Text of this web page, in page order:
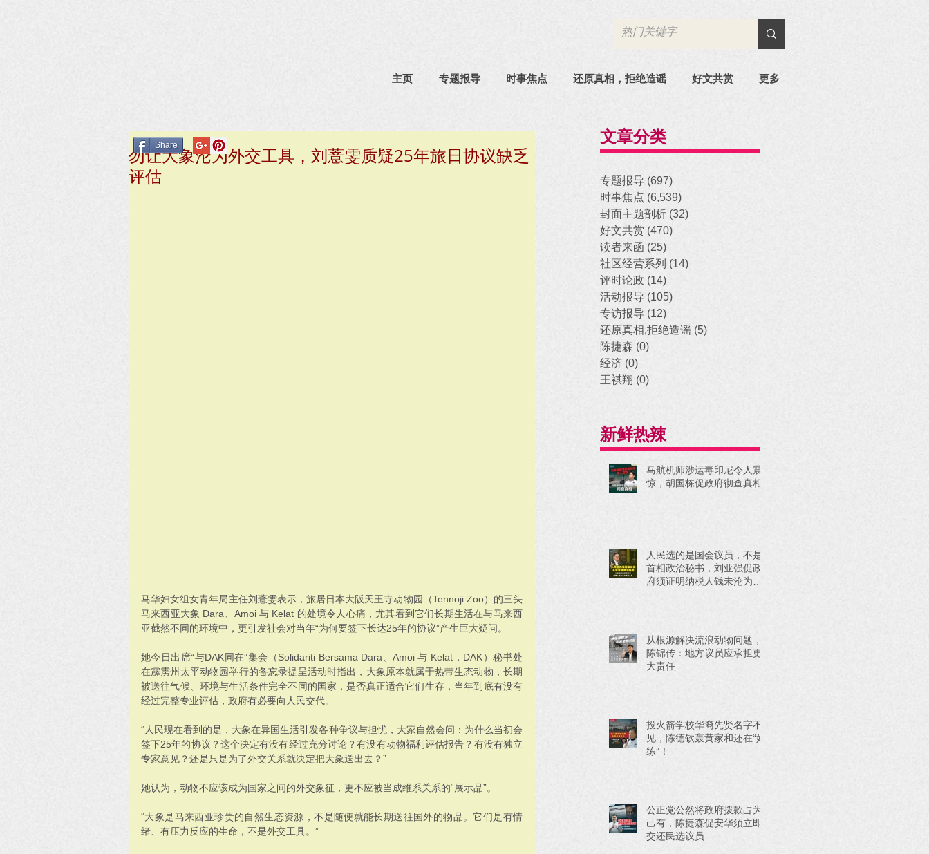
主页 专题报导 时事焦点 还原真相，拒绝造谣 好文共赏 更多
勿让大象沦为外交工具，刘薏雯质疑25年旅日协议缺乏
评估
马华妇女组女青年局主任刘薏雯表示，旅居日本大阪天王寺动物园（Tennoji Zoo）的三头
马来西亚大象 Dara、Amoi 与 Kelat 的处境令人心痛，尤其看到它们长期生活在与马来西
亚截然不同的环境中，更引发社会对当年“为何要签下长达25年的协议”产生巨大疑问。
她今日出席“与DAK同在”集会（Solidariti Bersama Dara、Amoi 与 Kelat，DAK）秘书处
在霹雳州太平动物园举行的备忘录提呈活动时指出，大象原本就属于热带生态动物，长期
被送往气候、环境与生活条件完全不同的国家，是否真正适合它们生存，当年到底有没有
经过完整专业评估，政府有必要向人民交代。
“人民现在看到的是，大象在异国生活引发各种争议与担忧，大家自然会问：为什么当初会
签下25年的协议？这个决定有没有经过充分讨论？有没有动物福利评估报告？有没有独立
专家意见？还是只是为了外交关系就决定把大象送出去？”
她认为，动物不应该成为国家之间的外交象征，更不应被当成维系关系的“展示品”。
“大象是马来西亚珍贵的自然生态资源，不是随便就能长期送往国外的物品。它们是有情
绪、有压力反应的生命，不是外交工具。”
Share 文章分类
专题报导 (697)
时事焦点 (6,539)
封面主题剖析 (32)
好文共赏 (470)
读者来函 (25)
社区经营系列 (14)
评时论政 (14)
活动报导 (105)
专访报导 (12)
还原真相,拒绝造谣 (5)
陈捷森 (0)
经济 (0)
王祺翔 (0)
新鲜热辣
马航机师涉运毒印尼令人震
惊，胡国栋促政府彻查真相
人民选的是国会议员，不是
首相政治秘书，刘亚强促政
府须证明纳税人钱未沦为政
从根源解决流浪动物问题，
陈锦传：地方议员应承担更
大责任
投火箭学校华裔先贤名字不
见，陈德钦轰黄家和还在“好
练”！
公正党公然将政府拨款占为
己有，陈捷森促安华须立即
交还民选议员